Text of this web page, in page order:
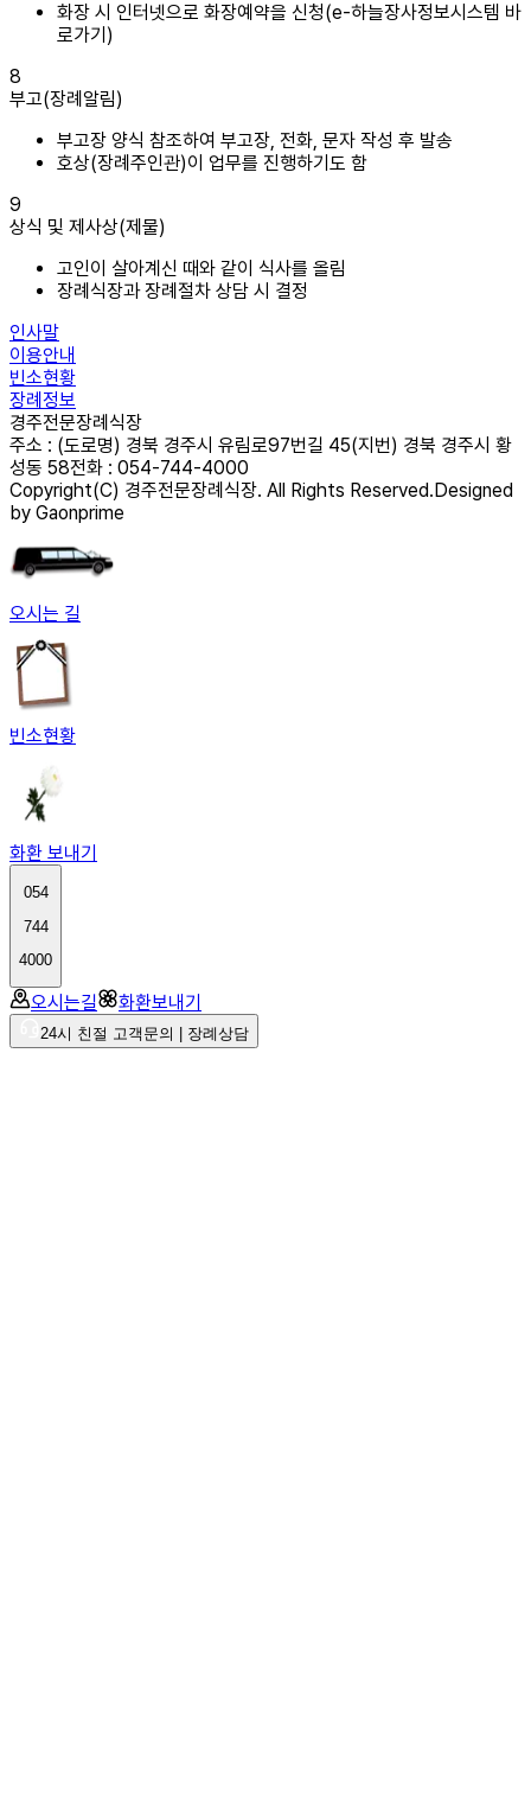
화장 시 인터넷으로 화장예약을 신청(e-하늘장사정보시스템 바
로가기)
8
부고(장례알림)
부고장 양식 참조하여 부고장, 전화, 문자 작성 후 발송
호상(장례주인관)이 업무를 진행하기도 함
9
상식 및 제사상(제물)
고인이 살아계신 때와 같이 식사를 올림
장례식장과 장례절차 상담 시 결정
인사말
이용안내
빈소현황
장례정보
경주전문장례식장
주소 : (도로명) 경북 경주시 유림로97번길 45(지번) 경북 경주시 황
성동 58전화 : 054-744-4000
Copyright(C) 경주전문장례식장. All Rights Reserved.Designed
by Gaonprime
오시는 길
빈소현황
화환 보내기
054
744
4000
오시는길 화환보내기
24시 친절 고객문의 | 장례상담